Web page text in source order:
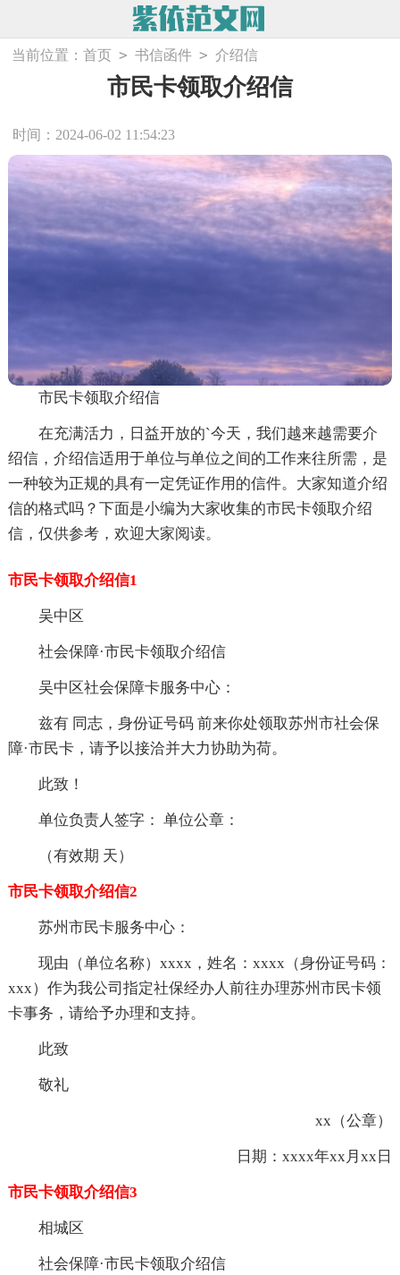
当前位置：首页 > 书信函件 > 介绍信
市民卡领取介绍信
时间：2024-06-02 11:54:23
市民卡领取介绍信
在充满活力，日益开放的`今天，我们越来越需要介
绍信，介绍信适用于单位与单位之间的工作来往所需，是
一种较为正规的具有一定凭证作用的信件。大家知道介绍
信的格式吗？下面是小编为大家收集的市民卡领取介绍
信，仅供参考，欢迎大家阅读。
市民卡领取介绍信1
吴中区
社会保障·市民卡领取介绍信
吴中区社会保障卡服务中心：
兹有 同志，身份证号码 前来你处领取苏州市社会保
障·市民卡，请予以接洽并大力协助为荷。
此致！
单位负责人签字： 单位公章：
（有效期 天）
市民卡领取介绍信2
苏州市民卡服务中心：
现由（单位名称）xxxx，姓名：xxxx（身份证号码：
xxx）作为我公司指定社保经办人前往办理苏州市民卡领
卡事务，请给予办理和支持。
此致
敬礼
xx（公章）
日期：xxxx年xx月xx日
市民卡领取介绍信3
相城区
社会保障·市民卡领取介绍信